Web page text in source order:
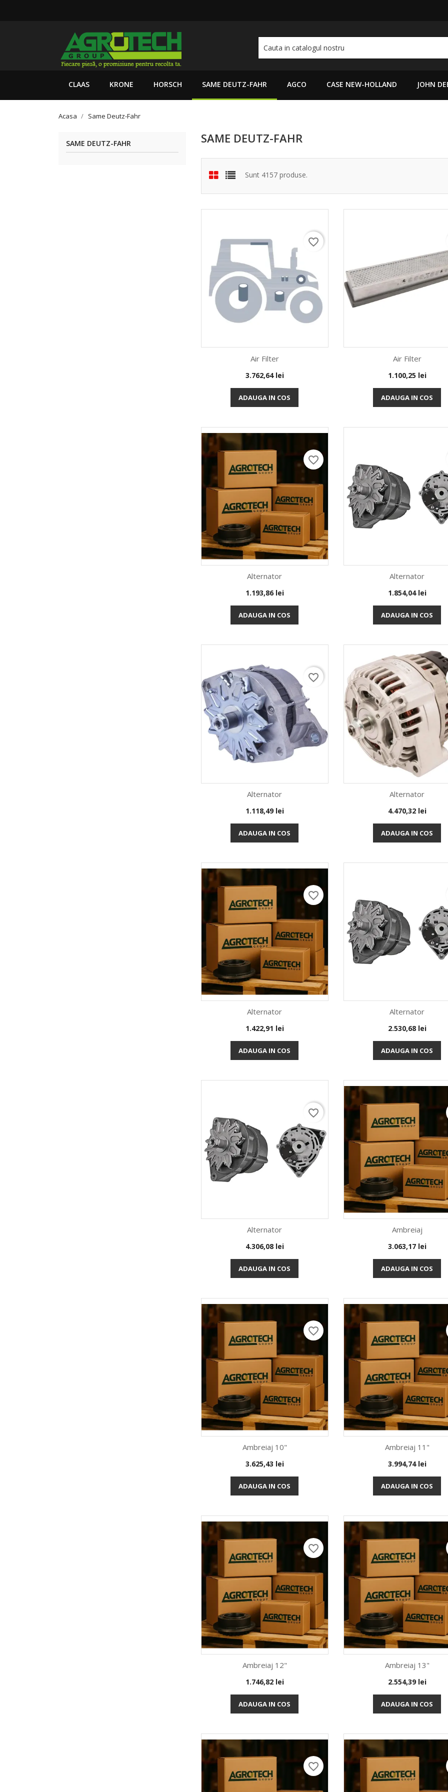
CLAAS KRONE HORSCH SAME DEUTZ-FAHR AGCO CASE NEW-HOLLAND JOHN
Acasa Same Deutz-Fahr
SAME DEUTZ-FAHR SAME DEUTZ-FAHR
Sunt 4157 produse.
Vizualizare rapida
Air Filter
Pret
3.762,64 lei
ADAUGA IN COS
favorite_border
Vizualizare rapida
Air Filter
Pret
1.100,25 lei
ADAUGA IN COS
Vizualizare rapida
Alternator
Pret
1.193,86 lei
ADAUGA IN COS
favorite_border
Vizualizare rapida
Alternator
Pret
1.854,04 lei
ADAUGA IN COS
Vizualizare rapida
Alternator
Pret
1.118,49 lei
ADAUGA IN COS
favorite_border
Vizualizare rapida
Alternator
Pret
4.470,32 lei
ADAUGA IN COS
Vizualizare rapida
Alternator
Pret
1.422,91 lei
ADAUGA IN COS
favorite_border
Vizualizare rapida
Alternator
Pret
2.530,68 lei
ADAUGA IN COS
Vizualizare rapida
Alternator
Pret
4.306,08 lei
ADAUGA IN COS
favorite_border
Vizualizare rapida
Ambreiaj
Pret
3.063,17 lei
ADAUGA IN COS
Vizualizare rapida
Ambreiaj 10"
Pret
3.625,43 lei
ADAUGA IN COS
favorite_border
Vizualizare rapida
Ambreiaj 11"
Pret
3.994,74 lei
ADAUGA IN COS
Vizualizare rapida
Ambreiaj 12"
Pret
1.746,82 lei
ADAUGA IN COS
favorite_border
Vizualizare rapida
Ambreiaj 13"
Pret
2.554,39 lei
ADAUGA IN COS
favorite_border